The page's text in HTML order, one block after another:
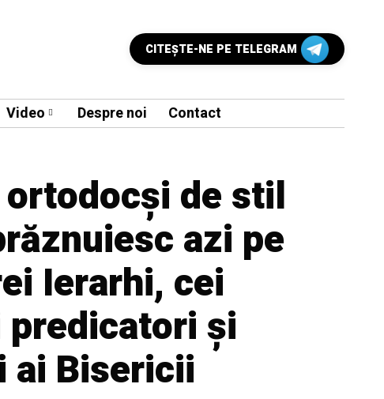
CITEŞTE-NE PE TELEGRAM
Video Despre noi Contact
de stil
azi pe
Ierarhi, cei
predicatori și
ai Bisericii